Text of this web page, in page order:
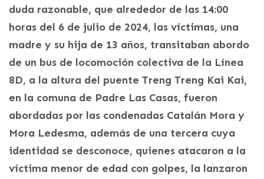
duda razonable, que alrededor de las 14:00
horas del 6 de julio de 2024, las víctimas, una
madre y su hija de 13 años, transitaban abordo
de un bus de locomoción colectiva de la Línea
8D, a la altura del puente Treng Treng Kai Kai,
en la comuna de Padre Las Casas, fueron
abordadas por las condenadas Catalán Mora y
Mora Ledesma, además de una tercera cuya
identidad se desconoce, quienes atacaron a la
víctima menor de edad con golpes, la lanzaron